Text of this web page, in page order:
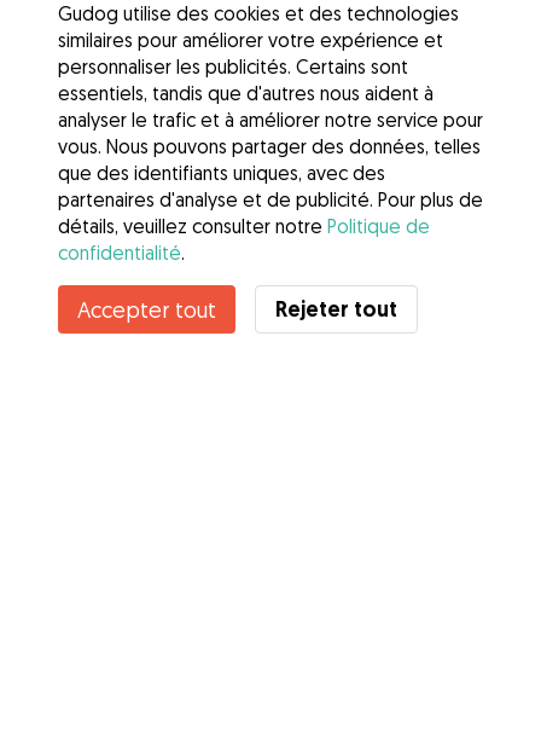
Gudog utilise des cookies et des technologies
similaires pour améliorer votre expérience et
personnaliser les publicités. Certains sont
essentiels, tandis que d'autres nous aident à
analyser le trafic et à améliorer notre service pour
vous. Nous pouvons partager des données, telles
que des identifiants uniques, avec des
partenaires d'analyse et de publicité. Pour plus de
détails, veuillez consulter notre Politique de
confidentialité.
Accepter tout Rejeter tout